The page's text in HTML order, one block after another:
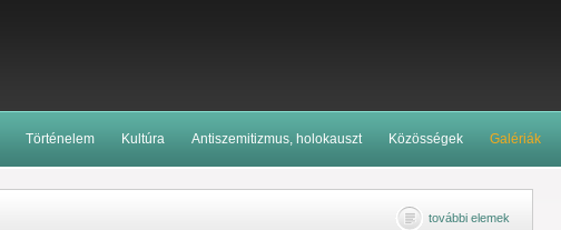
Történelem Kultúra Antiszemitizmus, holokauszt Közösségek Galériák
további elemek